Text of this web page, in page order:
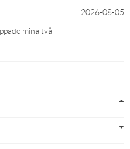
2026-08-05
mina två